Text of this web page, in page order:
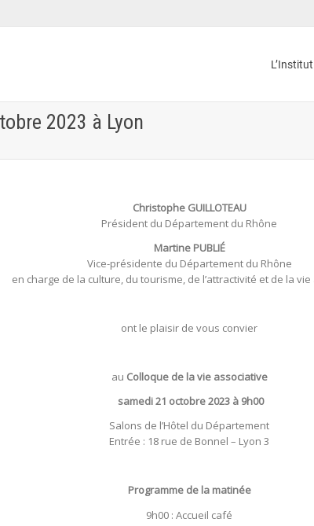
2023 à Lyon
Christophe GUILLOTEAU
Président du Département du Rhône
Martine PUBLIÉ
Vice-présidente du Département du Rhône
en charge de la culture, du tourisme, de l’attractivité et de la
ont le plaisir de vous convier
au Colloque de la vie associative
samedi 21 octobre 2023 à 9h00
Salons de l’Hôtel du Département
Entrée : 18 rue de Bonnel – Lyon 3
Programme de la matinée
9h00 : Accueil café